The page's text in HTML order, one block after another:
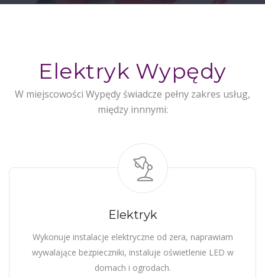
Elektryk Wypędy
W miejscowości Wypędy świadcze pełny zakres usług,
między innnymi:
Elektryk
Wykonuje instalacje elektryczne od zera, naprawiam
wywalające bezpieczniki, instaluje oświetlenie LED w
domach i ogrodach.